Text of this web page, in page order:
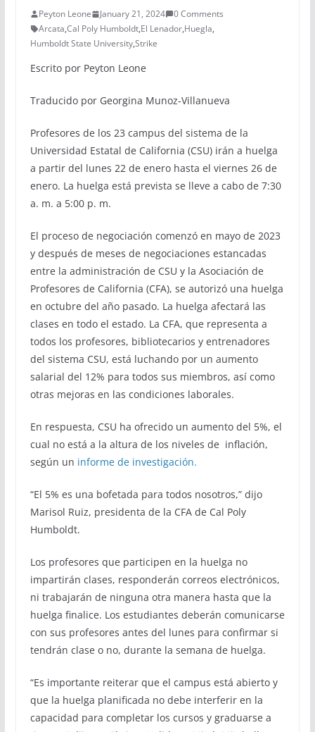
Peyton Leone January 21, 2024
0 Comments
Arcata,Cal Poly Humboldt,El Lenador,Huegla,
Humboldt State University,Strike
Escrito por Peyton Leone
Traducido por Georgina Munoz-Villanueva
Profesores de los 23 campus del sistema de la
Universidad Estatal de California (CSU) irán a huelga
a partir del lunes 22 de enero hasta el viernes 26 de
enero. La huelga está prevista se lleve a cabo de 7:30
a. m. a 5:00 p. m.
El proceso de negociación comenzó en mayo de 2023
y después de meses de negociaciones estancadas
entre la administración de CSU y la Asociación de
Profesores de California (CFA), se autorizó una huelga
en octubre del año pasado. La huelga afectará las
clases en todo el estado. La CFA, que representa a
todos los profesores, bibliotecarios y entrenadores
del sistema CSU, está luchando por un aumento
salarial del 12% para todos sus miembros, así como
otras mejoras en las condiciones laborales.
En respuesta, CSU ha ofrecido un aumento del 5%, el
cual no está a la altura de los niveles de inflación,
según un informe de investigación.
“El 5% es una bofetada para todos nosotros,” dijo
Marisol Ruiz, presidenta de la CFA de Cal Poly
Humboldt.
Los profesores que participen en la huelga no
impartirán clases, responderán correos electrónicos,
ni trabajarán de ninguna otra manera hasta que la
huelga finalice. Los estudiantes deberán comunicarse
con sus profesores antes del lunes para confirmar si
tendrán clase o no, durante la semana de huelga.
“Es importante reiterar que el campus está abierto y
que la huelga planificada no debe interferir en la
capacidad para completar los cursos y graduarse a